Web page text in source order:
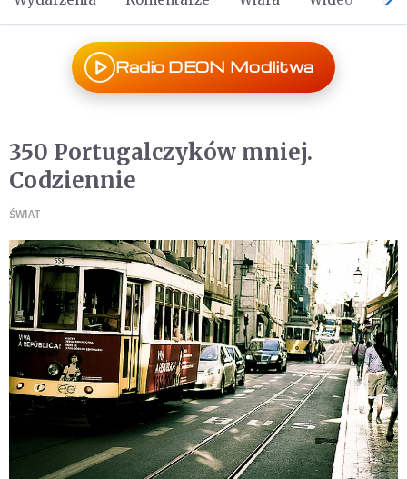
Radio DEON Modlitwa
350 Portugalczyków mniej.
Codziennie
ŚWIAT